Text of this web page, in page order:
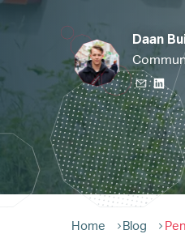
Daan
Home Blog